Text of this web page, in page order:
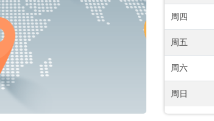
周四
周五
周六
周日